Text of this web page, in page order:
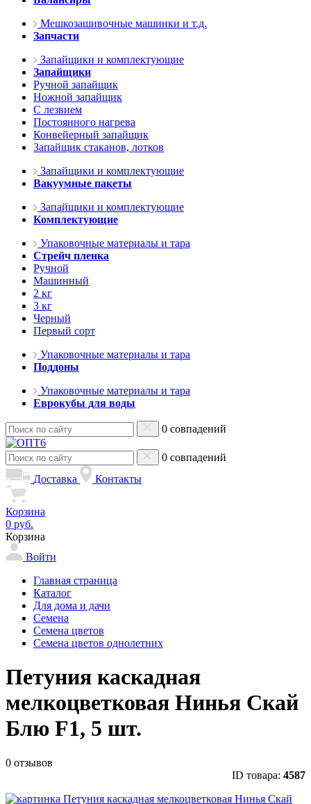
Мешкозашивочные машинки и т.д.
Запчасти
Запайщики и комплектующие
Запайщики
Ручной запайщик
Ножной запайщик
С лезвием
Постоянного нагрева
Конвейерный запайщик
Запайщик стаканов, лотков
Запайщики и комплектующие
Вакуумные пакеты
Запайщики и комплектующие
Комплектующие
Упаковочные материалы и тара
Стрейч пленка
Ручной
Машинный
2 кг
3 кг
Черный
Первый сорт
Упаковочные материалы и тара
Поддоны
Упаковочные материалы и тара
Еврокубы для воды
0 совпадений
0 совпадений
Доставка
Контакты
Корзина
0 руб.
Корзина
Войти
Главная страница
Каталог
Для дома и дачи
Семена
Семена цветов
Семена цветов однолетних
Петуния каскадная
мелкоцветковая Нинья Скай
Блю F1, 5 шт.
0 отзывов
ID товара: 4587